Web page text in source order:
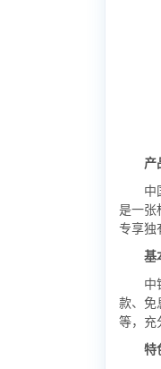
产
中
是一张
专享独
基
中
款、免
等，充
特